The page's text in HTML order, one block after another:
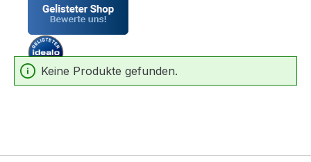
Keine Produkte gefunden.